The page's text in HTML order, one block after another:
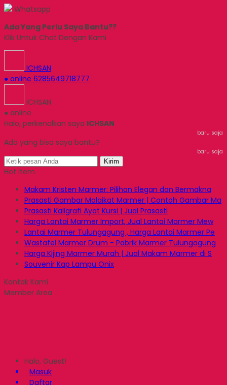
Whatsapp
Ada Yang Perlu Saya Bantu??
Klik Untuk Chat Dengan Kami
ICHSAN
● online 6285649718777
ICHSAN
● online
Halo, perkenalkan saya ICHSAN
baru saja
Ada yang bisa saya bantu?
baru saja
Kirim
Hot Item
Makam Kristen Marmer: Pilihan Elegan dan Bermakna
Prasasti Gambar Malaikat Marmer | Contoh Gambar Ma
Prasasti Kaligrafi Ayat Kursi | Jual Prasasti
Harga Lantai Marmer Import, Jual Lantai Marmer Mew
Lantai Marmer Tulungagung , Harga Lantai Marmer Pe
Wastafel Marmer Drum - Pabrik Marmer Tulungagung
Harga Kijing Marmer Murah | Jual Makam Marmer di S
Souvenir Kap Lampu Onix
Kontak Kami
Member Area
Halo, Guest!
Masuk
Daftar